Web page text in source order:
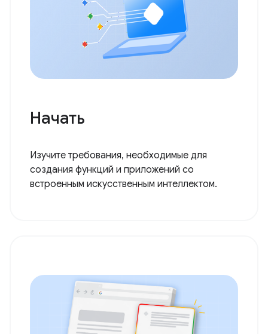
Начать
Изучите требования, необходимые для
создания функций и приложений со
встроенным искусственным интеллектом.